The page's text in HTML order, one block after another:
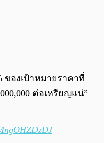
ของเป้าหมายราคาที่
ต่อเหรียญแน่”